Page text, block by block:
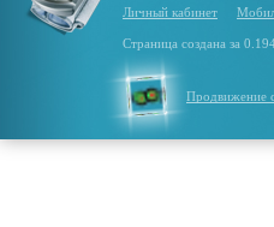
Личный кабинет
Страница создана за
Продвижение